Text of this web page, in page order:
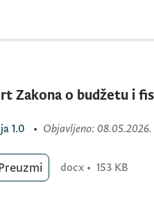
Zakona o budžetu i
1.0 • Objavljeno: 08.05.2026.
docx • 153 KB